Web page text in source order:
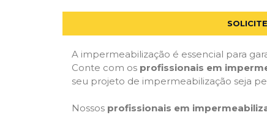
A impermeabilização é essencial para
Conte com os profissionais em
seu projeto de impermeabilização seja
Nossos profissionais em